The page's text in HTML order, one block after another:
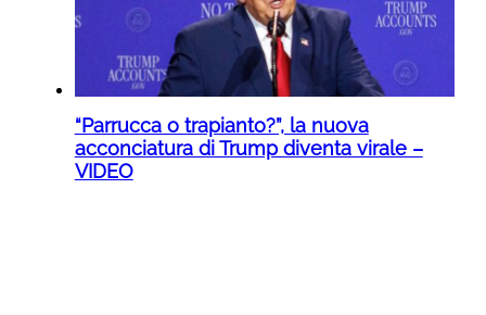
“Parrucca o trapianto?”, la nuova
acconciatura di Trump diventa virale –
VIDEO